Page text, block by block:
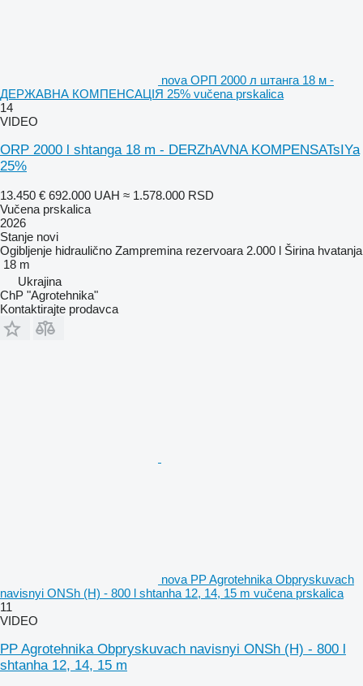
nova ОРП 2000 л штанга 18 м -
ДЕРЖАВНА КОМПЕНСАЦІЯ 25% vučena prskalica
14
VIDEO
ORP 2000 l shtanga 18 m - DERZhAVNA KOMPENSATsIYa
25%
13.450 € 692.000 UAH ≈ 1.578.000 RSD
Vučena prskalica
2026
Stanje novi
Ogibljenje hidraulično Zampremina rezervoara 2.000 l Širina hvatanja
18 m
Ukrajina
ChP "Agrotehnika"
Kontaktirajte prodavca
nova PP Agrotehnika Obpryskuvach
navisnyi ONSh (H) - 800 l shtanha 12, 14, 15 m vučena prskalica
11
VIDEO
PP Agrotehnika Obpryskuvach navisnyi ONSh (H) - 800 l
shtanha 12, 14, 15 m